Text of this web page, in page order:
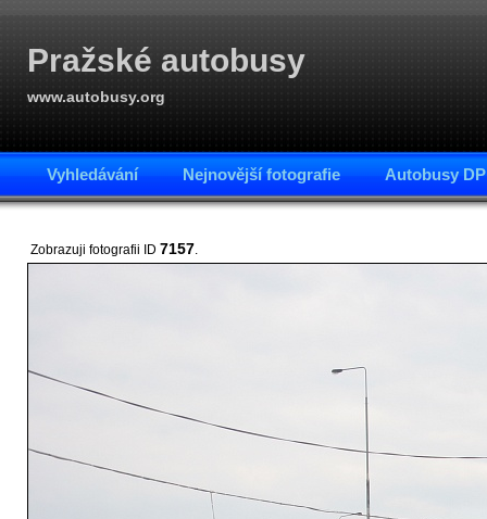
Pražské autobusy
www.autobusy.org
Vyhledávání Nejnovější fotografie Autobusy
Zobrazuji fotografii ID 7157.